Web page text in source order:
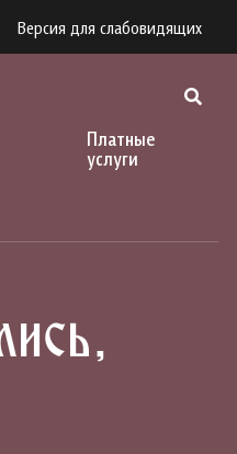
Версия для слабовидящих
Платные
услуги